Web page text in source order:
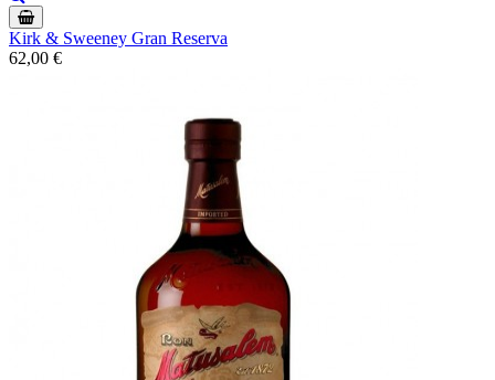
Kirk & Sweeney Gran Reserva
62,00 €